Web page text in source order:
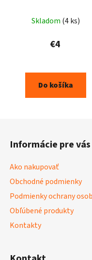
Skladom (4 ks)
€4
Do košíka
Informácie pre vás
Ako nakupovať
Obchodné podmienky
Podmienky ochrany
Obľúbené produkty
Kontakty